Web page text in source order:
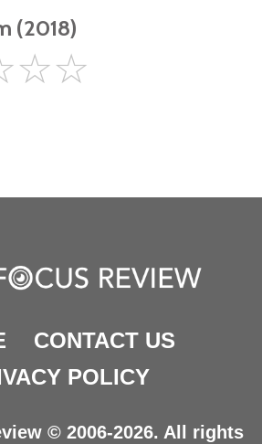
(2018)
☆☆
CONTACT US
POLICY
© 2006-2026. All rights